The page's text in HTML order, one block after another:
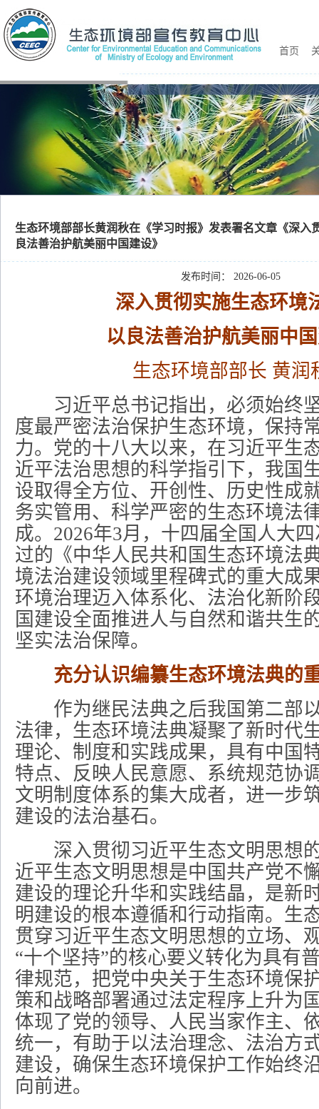
首页
生态环境部部长黄润秋在《学习时报》发表署名文章《深入
良法善治护航美丽中国建设》
发布时间： 2026-06-05
深入贯彻实施生态环境
以良法善治护航美丽中
生态环境部部长 黄润
习近平总书记指出，必须始终
度最严密法治保护生态环境，保持
力。党的十八大以来，在习近平生
近平法治思想的科学指引下，我国
设取得全方位、开创性、历史性成
务实管用、科学严密的生态环境法
成。2026年3月，十四届全国人大
过的《中华人民共和国生态环境法
境法治建设领域里程碑式的重大成
环境治理迈入体系化、法治化新阶
国建设全面推进人与自然和谐共生
坚实法治保障。
充分认识编纂生态环境法典的
作为继民法典之后我国第二部以
法律，生态环境法典凝聚了新时代
理论、制度和实践成果，具有中国
特点、反映人民意愿、系统规范协
文明制度体系的集大成者，进一步
建设的法治基石。
深入贯彻习近平生态文明思想
近平生态文明思想是中国共产党不
建设的理论升华和实践结晶，是新
明建设的根本遵循和行动指南。生
贯穿习近平生态文明思想的立场、
“十个坚持”的核心要义转化为具有
律规范，把党中央关于生态环境保
策和战略部署通过法定程序上升为
体现了党的领导、人民当家作主、
统一，有助于以法治理念、法治方
建设，确保生态环境保护工作始终
向前进。